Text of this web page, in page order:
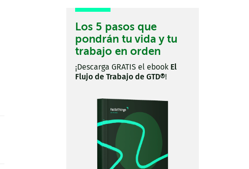
Los 5 pasos que
pondrán tu vida y tu
trabajo en orden
¡Descarga GRATIS el ebook El
Flujo de Trabajo de GTD®!